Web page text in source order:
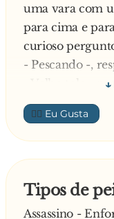
uma vara com
para cima e
curioso
- Pescando -,
- Velho tolo -
convidou o
bar.
Sentindo que
conversa,
- E quantos você
- Você é o
👍🏼
Tipos de
Assassino -